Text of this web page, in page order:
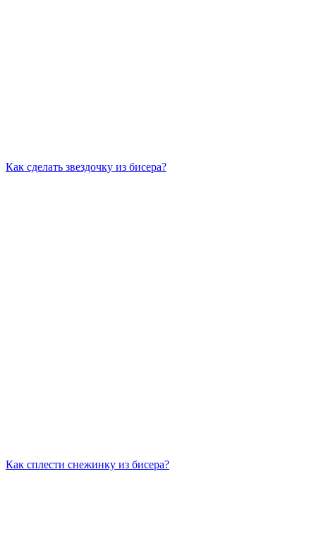
Как сделать звездочку из бисера?
Как сплести снежинку из бисера?